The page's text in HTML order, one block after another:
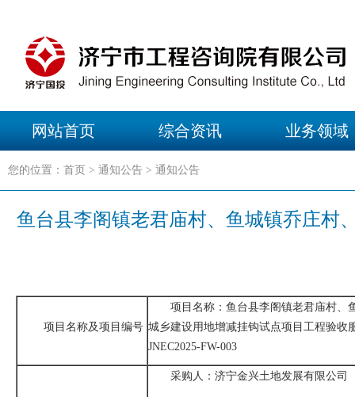
网站首页 综合资讯 业务领域
您的位置：首页 > 通知公告 > 通知公告
鱼台县李阁镇老君庙村、鱼城镇乔庄村
项目名称及项目编号
项目名称：鱼台县李阁镇老君庙村、
城乡建设用地增减挂钩试点项目
JNEC2025-FW-003
采购人：济宁金兴土地发展有限公司